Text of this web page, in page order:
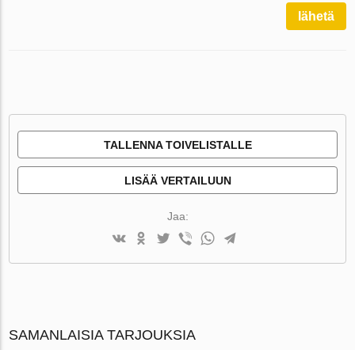
lähetä
TALLENNA TOIVELISTALLE
LISÄÄ VERTAILUUN
Jaa:
SAMANLAISIA TARJOUKSIA